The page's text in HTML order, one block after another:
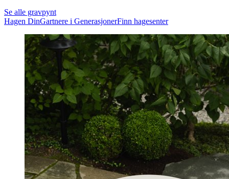
Se alle gravpynt
Hagen DinGartnere i GenerasjonerFinn hagesenter